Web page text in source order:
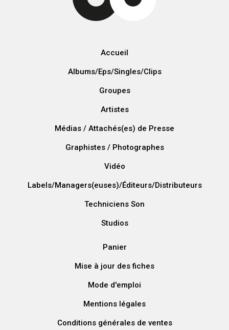
Accueil
Albums/Eps/Singles/Clips
Groupes
Artistes
Médias / Attachés(es) de Presse
Graphistes / Photographes
Vidéo
Labels/Managers(euses)/Éditeurs/Distributeurs
Techniciens Son
Studios
Panier
Mise à jour des fiches
Mode d'emploi
Mentions légales
Conditions générales de ventes